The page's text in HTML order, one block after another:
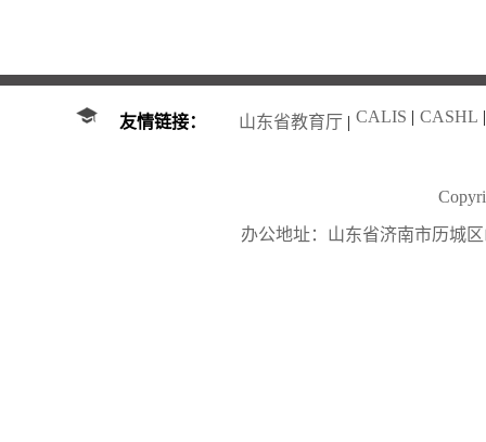
友情链接： 山东省教育厅 | CALIS | CASHL |
办公地址：山东省济南市历城区